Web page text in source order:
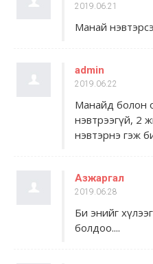
2019.06.21
Манай
admin
2019.06.22
Манайд болон
нэвтрээгүй, 2
нэвтэрнэ гэж
Азжаргал
2019.06.28
Би энийг
болдоо....